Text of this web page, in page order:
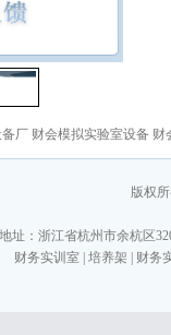
厂 财会模拟实验室设备 财
版权
地址：浙江省杭州市余杭区
财务实训室 培养架 财务